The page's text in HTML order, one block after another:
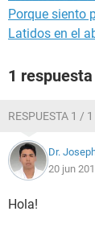
Porque siento
Latidos en el
1 respuesta
RESPUESTA 1 / 1
Dr.
20 jun
Hola!